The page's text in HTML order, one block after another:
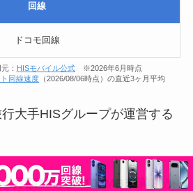
回線
ドコモ回線
： HISモバイル公式※2026年6月時点
回線速度 （2026/08/06時点）の直近3ヶ月平均
大手HISグループが運営する
月額280円（100MB未満） か